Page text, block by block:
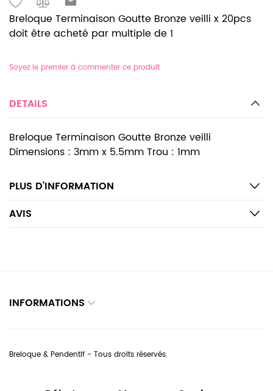
Breloque Terminaison Goutte Bronze veilli x 20pcs
doit être acheté par multiple de 1
Soyez le premier à commenter ce produit
DETAILS
Breloque Terminaison Goutte Bronze veilli
Dimensions : 3mm x 5.5mm Trou : 1mm
PLUS D’INFORMATION
AVIS
INFORMATIONS
Breloque & Pendentif - Tous droits réservés.